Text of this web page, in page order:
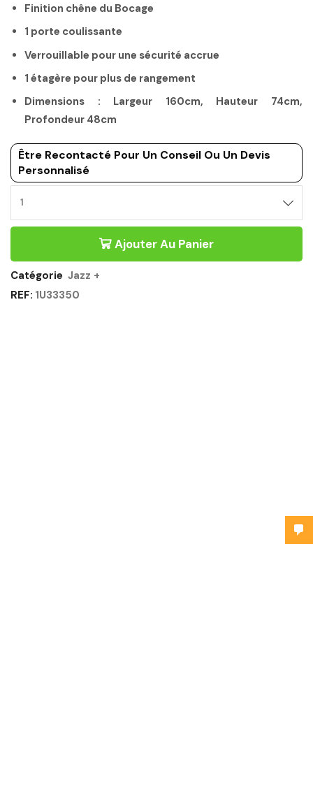
Finition chêne du Bocage
1 porte coulissante
Verrouillable pour une sécurité accrue
1 étagère pour plus de rangement
Dimensions : Largeur 160cm, Hauteur 74cm,
Profondeur 48cm
Être Recontacté Pour Un Conseil Ou Un Devis
Personnalisé
Ajouter Au Panier
Catégorie Jazz +
REF: 1U33350